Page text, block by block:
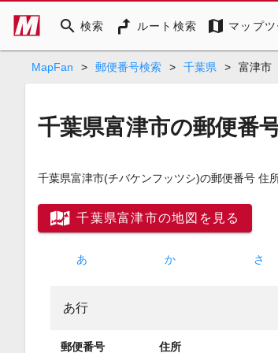
search 検索 ルート検索 map マップ
MapFan > 郵便番号検索 > 千葉県 > 富津市
千葉県富津市の郵便番
千葉県富津市(チバケンフッツシ)の郵便番号 住
千葉県富津市の地図を見る
あ か さ
あ行
郵便番号 住所